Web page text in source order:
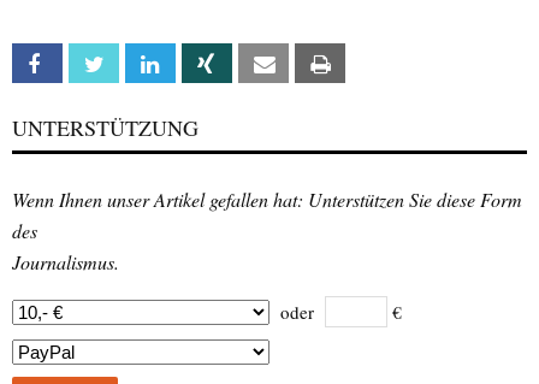
Facebook Twitter Linkedin Xing Email
UNTERSTÜTZUNG
Wenn Ihnen unser Artikel gefallen hat: Unterstützen Sie diese Form
des
Journalismus.
oder €